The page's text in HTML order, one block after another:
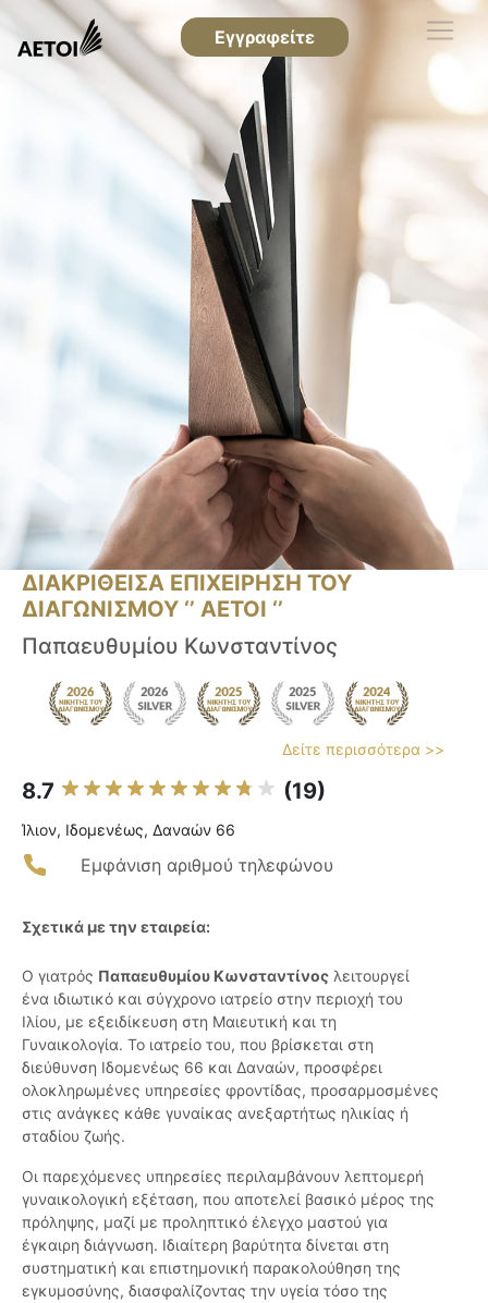
Εγγραφείτε
ΔΙΑΚΡΙΘΕΙΣΑ ΕΠΙΧΕΙΡΗΣΗ ΤΟΥ
ΔΙΑΓΩΝΙΣΜΟΥ ‘’ ΑΕΤΟΙ ‘’
Παπαευθυμίου Κωνσταντίνος
Δείτε περισσότερα >>
8.7 (19)
Ίλιον, Ιδομενέως, Δαναών 66
Εμφάνιση αριθμού τηλεφώνου
Σχετικά με την εταιρεία:
Ο γιατρός Παπαευθυμίου Κωνσταντίνος λειτουργεί
ένα ιδιωτικό και σύγχρονο ιατρείο στην περιοχή του
Ιλίου, με εξειδίκευση στη Μαιευτική και τη
Γυναικολογία. Το ιατρείο του, που βρίσκεται στη
διεύθυνση Ιδομενέως 66 και Δαναών, προσφέρει
ολοκληρωμένες υπηρεσίες φροντίδας, προσαρμοσμένες
στις ανάγκες κάθε γυναίκας ανεξαρτήτως ηλικίας ή
σταδίου ζωής.
Οι παρεχόμενες υπηρεσίες περιλαμβάνουν λεπτομερή
γυναικολογική εξέταση, που αποτελεί βασικό μέρος της
πρόληψης, μαζί με προληπτικό έλεγχο μαστού για
έγκαιρη διάγνωση. Ιδιαίτερη βαρύτητα δίνεται στη
συστηματική και επιστημονική παρακολούθηση της
εγκυμοσύνης, διασφαλίζοντας την υγεία τόσο της